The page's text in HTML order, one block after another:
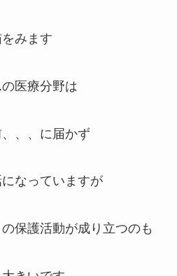
みます
医療分野は
、、に届かず
なっていますが
保護活動が成り立つのも